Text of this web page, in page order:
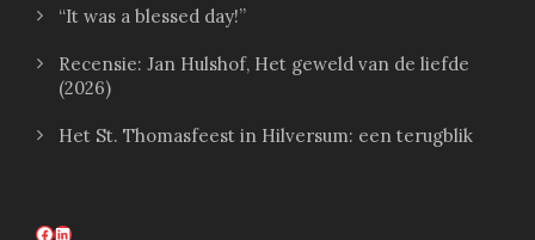
“It was a blessed day!”
Recensie: Jan Hulshof, Het geweld van de liefde
(2026)
Het St. Thomasfeest in Hilversum: een terugblik
Facebook LinkedIn